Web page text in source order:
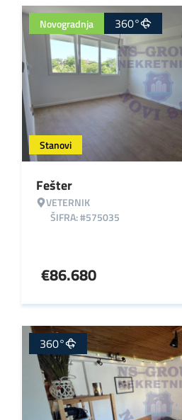
Stanovi
Novogradnja 360°
Fešter
VETERNIK
ŠIFRA: #575035
€86.680
360°